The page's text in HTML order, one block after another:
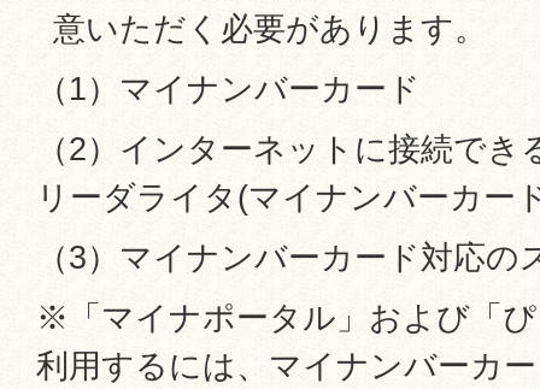
意いただく必要があります。
（1）マイナンバーカード
（2）インターネットに接続で
リーダライタ(マイナンバーカー
（3）マイナンバーカード対応の
※「マイナポータル」および「
利用するには、マイナンバーカ